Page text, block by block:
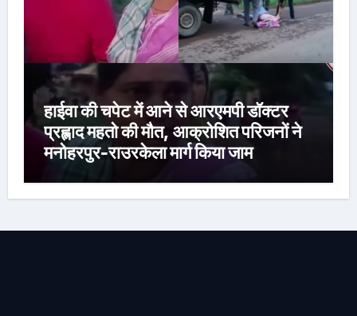
हाईवा की चपेट में आने से आरएमपी डॉक्टर
प्रह्लाद महतो की मौत, आक्रोशित परिजनों ने
मनोहरपुर-राउरकेला मार्ग किया जाम